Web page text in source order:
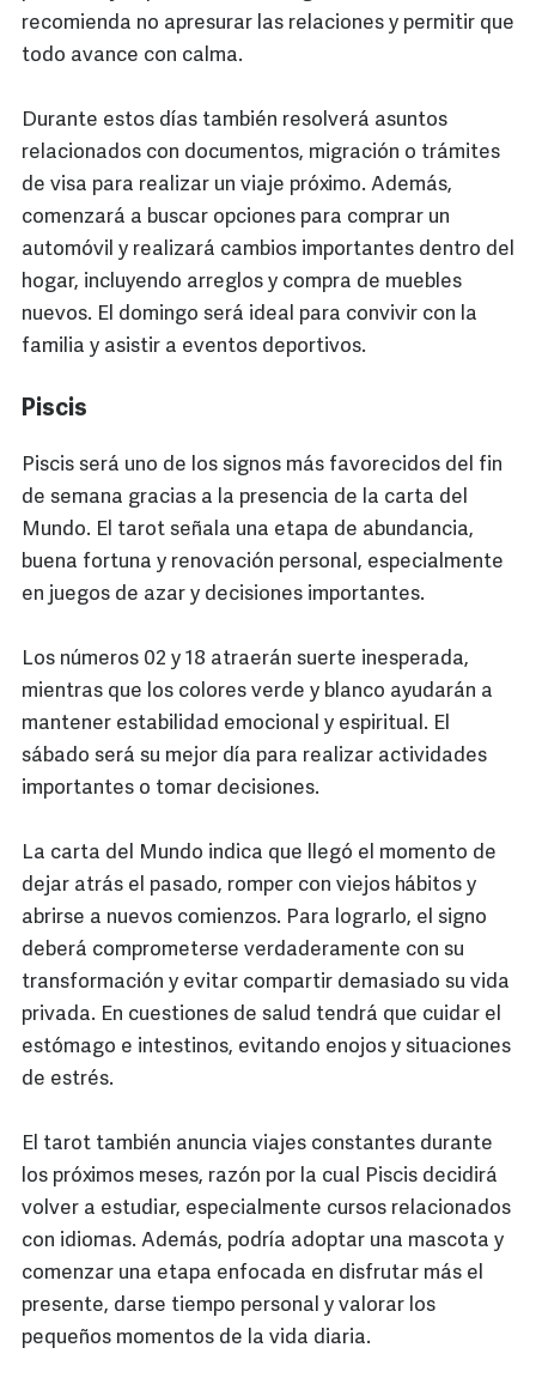
recomienda no apresurar las relaciones y permitir que
todo avance con calma.
Durante estos días también resolverá asuntos
relacionados con documentos, migración o trámites
de visa para realizar un viaje próximo. Además,
comenzará a buscar opciones para comprar un
automóvil y realizará cambios importantes dentro del
hogar, incluyendo arreglos y compra de muebles
nuevos. El domingo será ideal para convivir con la
familia y asistir a eventos deportivos.
Piscis
Piscis será uno de los signos más favorecidos del fin
de semana gracias a la presencia de la carta del
Mundo. El tarot señala una etapa de abundancia,
buena fortuna y renovación personal, especialmente
en juegos de azar y decisiones importantes.
Los números 02 y 18 atraerán suerte inesperada,
mientras que los colores verde y blanco ayudarán a
mantener estabilidad emocional y espiritual. El
sábado será su mejor día para realizar actividades
importantes o tomar decisiones.
La carta del Mundo indica que llegó el momento de
dejar atrás el pasado, romper con viejos hábitos y
abrirse a nuevos comienzos. Para lograrlo, el signo
deberá comprometerse verdaderamente con su
transformación y evitar compartir demasiado su vida
privada. En cuestiones de salud tendrá que cuidar el
estómago e intestinos, evitando enojos y situaciones
de estrés.
El tarot también anuncia viajes constantes durante
los próximos meses, razón por la cual Piscis decidirá
volver a estudiar, especialmente cursos relacionados
con idiomas. Además, podría adoptar una mascota y
comenzar una etapa enfocada en disfrutar más el
presente, darse tiempo personal y valorar los
pequeños momentos de la vida diaria.